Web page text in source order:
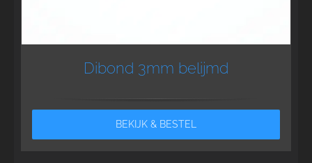
Dibond 3mm belijmd
BEKIJK & BESTEL